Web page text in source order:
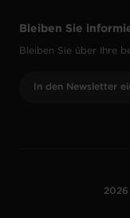
Bleiben Sie
Bleiben Sie über Ihre
In den Newsletter
2026